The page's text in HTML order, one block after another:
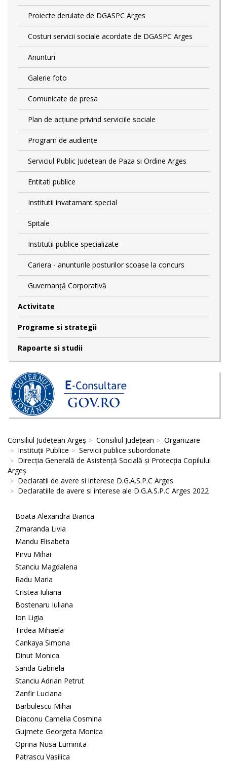
Proiecte derulate de DGASPC Arges
Costuri servicii sociale acordate de DGASPC Arges
Anunturi
Galerie foto
Comunicate de presa
Plan de acţiune privind serviciile sociale
Program de audiențe
Serviciul Public Judetean de Paza si Ordine Arges
Entitati publice
Institutii invatamant special
Spitale
Institutii publice specializate
Cariera - anunturile posturilor scoase la concurs
Guvernanță Corporativă
Activitate
Programe si strategii
Rapoarte si studii
Consiliul Județean Argeș Consiliul Județean
Organizare
Instituții Publice
Servicii publice subordonate
Direcţia Generală de Asistenţă Socială şi Protecţia Copilului
Argeş
Declaratii de avere si interese D.G.A.S.P.C Arges
Declaratiile de avere si interese ale D.G.A.S.P.C Arges 2022
Boata Alexandra Bianca
Zmaranda Livia
Mandu Elisabeta
Pirvu Mihai
Stanciu Magdalena
Radu Maria
Cristea Iuliana
Bostenaru Iuliana
Ion Ligia
Tirdea Mihaela
Cankaya Simona
Dinut Monica
Sanda Gabriela
Stanciu Adrian Petrut
Zanfir Luciana
Barbulescu Mihai
Diaconu Camelia Cosmina
Gujmete Georgeta Monica
Oprina Nusa Luminita
Patrascu Vasilica